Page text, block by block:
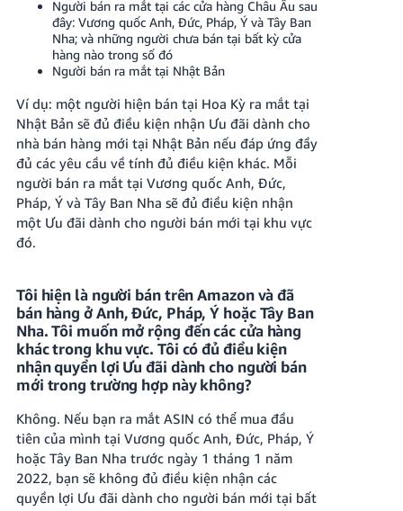
Người bán ra mắt tại các cửa hàng Châu Âu sau
đây: Vương quốc Anh, Đức, Pháp, Ý và Tây Ban
Nha; và những người chưa bán tại bất kỳ cửa
hàng nào trong số đó
Người bán ra mắt tại Nhật Bản
Ví dụ: một người hiện bán tại Hoa Kỳ ra mắt tại
Nhật Bản sẽ đủ điều kiện nhận Ưu đãi dành cho
nhà bán hàng mới tại Nhật Bản nếu đáp ứng đầy
đủ các yêu cầu về tính đủ điều kiện khác. Mỗi
người bán ra mắt tại Vương quốc Anh, Đức,
Pháp, Ý và Tây Ban Nha sẽ đủ điều kiện nhận
một Ưu đãi dành cho người bán mới tại khu vực
đó.
Tôi hiện là người bán trên Amazon và đã
bán hàng ở Anh, Đức, Pháp, Ý hoặc Tây Ban
Nha. Tôi muốn mở rộng đến các cửa hàng
khác trong khu vực. Tôi có đủ điều kiện
nhận quyền lợi Ưu đãi dành cho người bán
mới trong trường hợp này không?
Không. Nếu bạn ra mắt ASIN có thể mua đầu
tiên của mình tại Vương quốc Anh, Đức, Pháp, Ý
hoặc Tây Ban Nha trước ngày 1 tháng 1 năm
2022, bạn sẽ không đủ điều kiện nhận các
quyền lợi Ưu đãi dành cho người bán mới tại bất